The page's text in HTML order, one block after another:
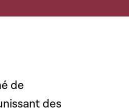
de
des